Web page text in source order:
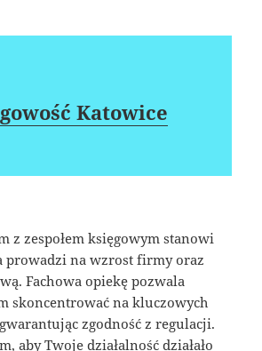
Katowice
z zespołem księgowym stanowi
prowadzi na wzrost firmy oraz
Fachowa opiekę pozwala
skoncentrować na kluczowych
zgodność z regulacji.
aby Twoje działalność działało